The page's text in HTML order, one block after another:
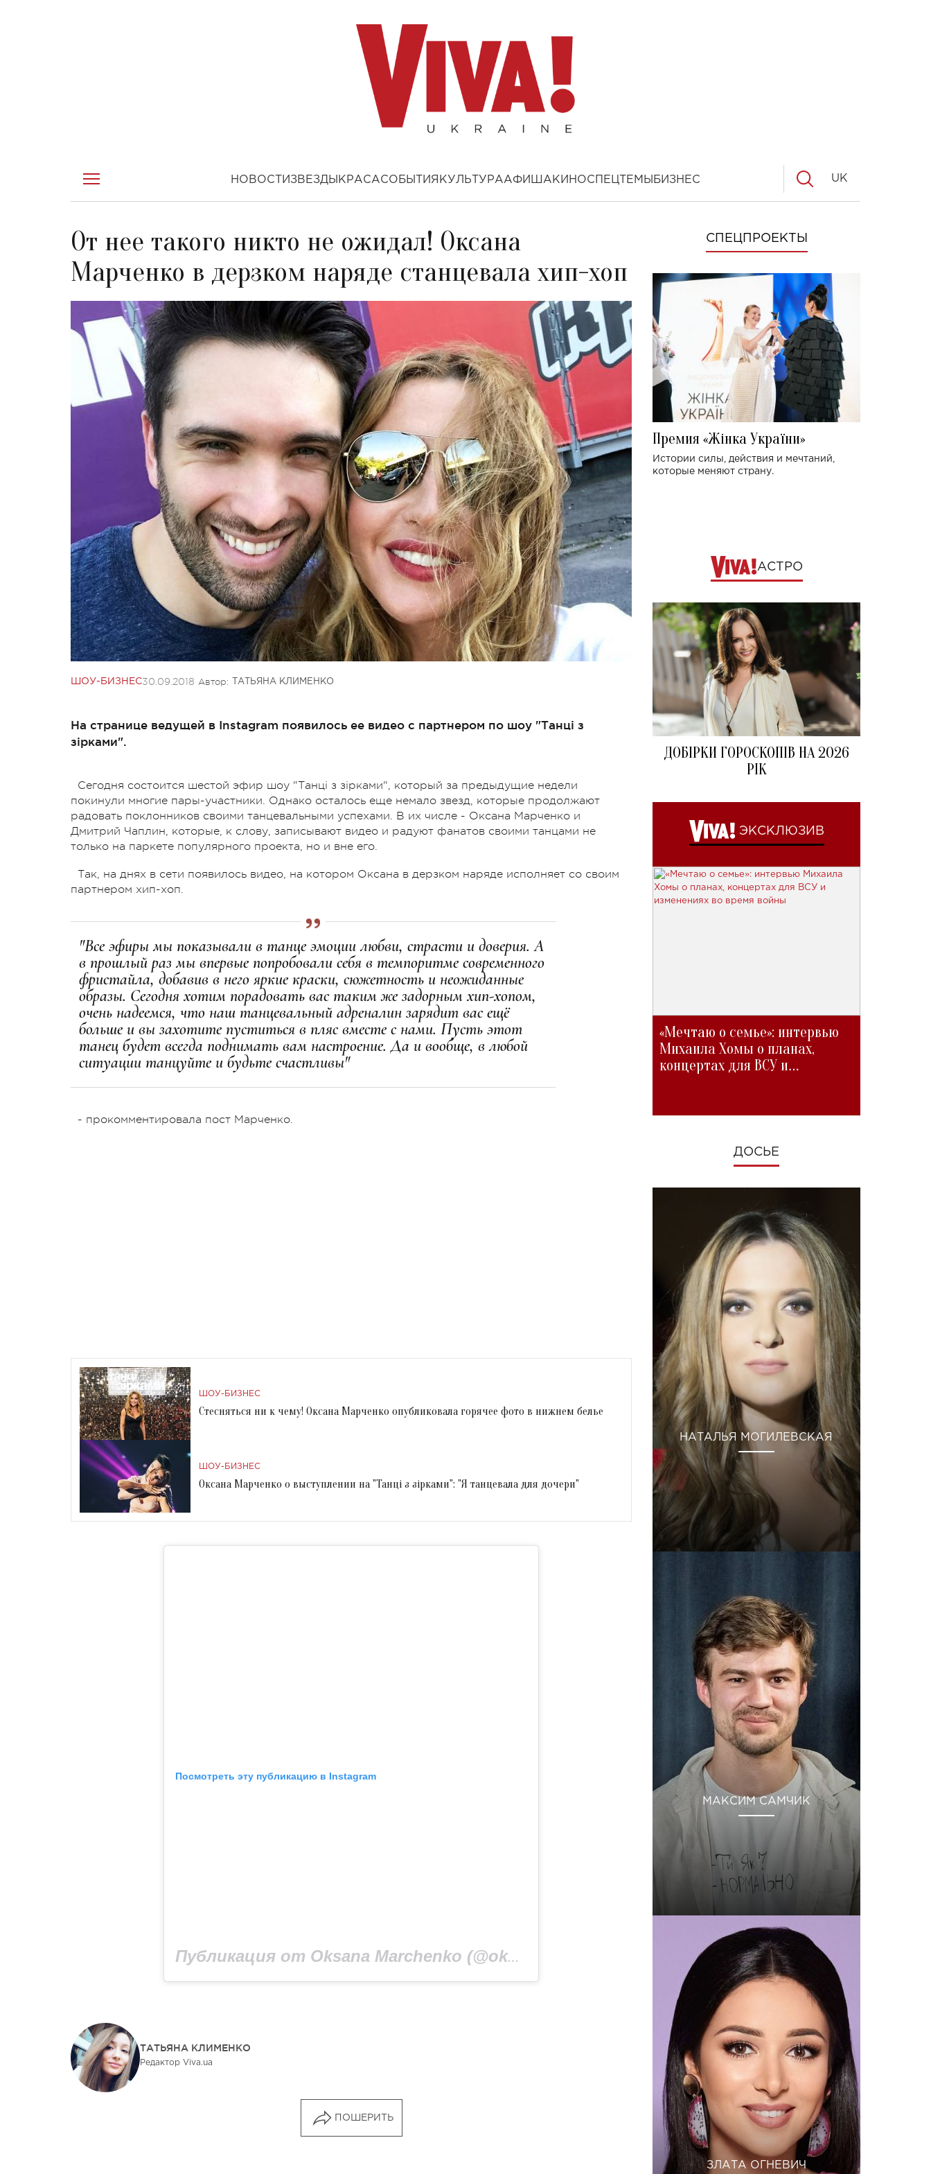
НОВОСТИ ЗВЕЗДЫ КРАСАСОБЫТИЯ КУЛЬТУРААФИША КИНОСПЕЦТЕМЫ БИЗНЕС UK
От нее такого никто не ожидал! Оксана
Марченко в дерзком наряде станцевала хип-хоп
ШОУ-БИЗНЕС30.09.2018 Автор: ТАТЬЯНА КЛИМЕНКО
На странице ведущей в Instagram появилось ее видео с партнером по шоу "Танці з
зірками".
Сегодня состоится шестой эфир шоу "Танці з зірками", который за предыдущие недели
покинули многие пары-участники. Однако осталось еще немало звезд, которые продолжают
радовать поклонников своими танцевальными успехами. В их числе - Оксана Марченко и
Дмитрий Чаплин, которые, к слову, записывают видео и радуют фанатов своими танцами не
только на паркете популярного проекта, но и вне его.
Так, на днях в сети появилось видео, на котором Оксана в дерзком наряде исполняет со своим
партнером хип-хоп.
"Все эфиры мы показывали в танце эмоции любви, страсти и доверия. А
в прошлый раз мы впервые попробовали себя в темпоритме современного
фристайла, добавив в него яркие краски, сюжетность и неожиданные
образы. Сегодня хотим порадовать вас таким же задорным хип-хопом,
очень надеемся, что наш танцевальный адреналин зарядит вас ещё
больше и вы захотите пуститься в пляс вместе с нами. Пусть этот
танец будет всегда поднимать вам настроение. Да и вообще, в любой
ситуации танцуйте и будьте счастливы"
- прокомментировала пост Марченко.
ШОУ-БИЗНЕС
Стесняться ни к чему! Оксана Марченко опубликовала горячее фото в нижнем белье
ШОУ-БИЗНЕС
Оксана Марченко о выступлении на "Танці з зірками": "Я танцевала для дочери"
Посмотреть эту публикацию в Instagram
Публикация от Oksana Marchenko (@oksana.marchenko.official) 27 Сен 2018 в 1:06 PDT
ТАТЬЯНА КЛИМЕНКО
Редактор Viva.ua
ПОШЕРИТЬ
СПЕЦПРОЕКТЫ
Премия «Жінка України»
Истории силы, действия и мечтаний,
которые меняют страну.
АСТРО
ДОБІРКИ ГОРОСКОПІВ НА 2026
РІК
ЭКСКЛЮЗИВ
«Мечтаю о семье»: интервью
Михаила Хомы о планах,
концертах для ВСУ и
ДОСЬЕ
НАТАЛЬЯ МОГИЛЕВСКАЯ
МАКСИМ САМЧИК
ЗЛАТА ОГНЕВИЧ